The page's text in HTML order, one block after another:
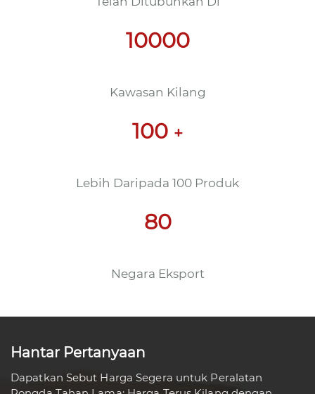
sesuai
Selepas Akhbar
2021
Telah Ditubuhkan Di
10000
Kawasan Kilang
100+